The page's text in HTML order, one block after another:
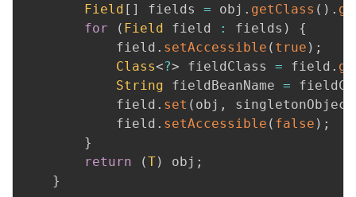
Field [ ] fields = obj . getClass ( ) .
for
( Field field : fields )
{
            field
. setAccessible ( true ) ;
Class<?> fieldClass = field .
String fieldBeanName =
            field
. set ( obj ,
            field
. setAccessible ( false ) ;
}
return
(T) obj ;
}